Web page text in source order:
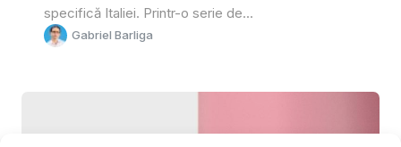
specifică Italiei. Printr-o serie de...
Gabriel Barliga